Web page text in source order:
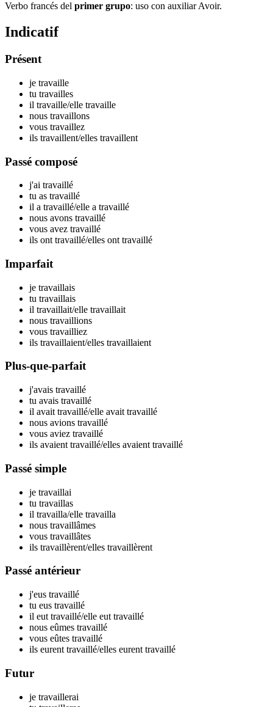
Verbo francés del primer grupo: uso con auxiliar Avoir.
Indicatif
Présent
je travaille
tu travailles
il travaille/elle travaille
nous travaillons
vous travaillez
ils travaillent/elles travaillent
Passé composé
j'ai travaillé
tu as travaillé
il a travaillé/elle a travaillé
nous avons travaillé
vous avez travaillé
ils ont travaillé/elles ont travaillé
Imparfait
je travaillais
tu travaillais
il travaillait/elle travaillait
nous travaillions
vous travailliez
ils travaillaient/elles travaillaient
Plus-que-parfait
j'avais travaillé
tu avais travaillé
il avait travaillé/elle avait travaillé
nous avions travaillé
vous aviez travaillé
ils avaient travaillé/elles avaient travaillé
Passé simple
je travaillai
tu travaillas
il travailla/elle travailla
nous travaillâmes
vous travaillâtes
ils travaillèrent/elles travaillèrent
Passé antérieur
j'eus travaillé
tu eus travaillé
il eut travaillé/elle eut travaillé
nous eûmes travaillé
vous eûtes travaillé
ils eurent travaillé/elles eurent travaillé
Futur
je travaillerai